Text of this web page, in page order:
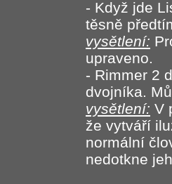
- Když jde
těsně
vysětlení:
upraveno.
- Rimmer 2
dvojníka.
vysětlení: V
že vytváří
normální
nedotkne